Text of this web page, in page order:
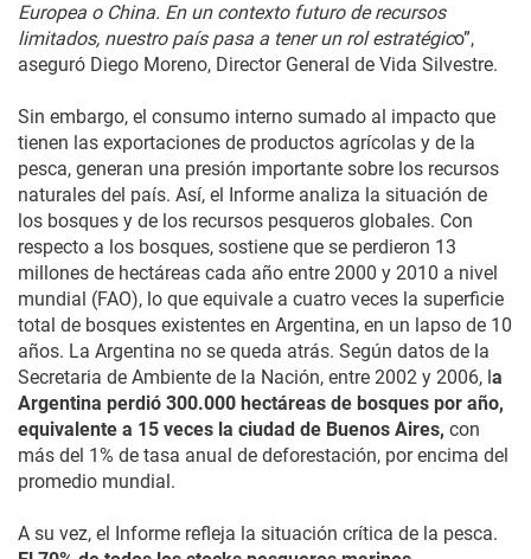
Europea o China. En un contexto futuro de recursos
limitados, nuestro país pasa a tener un rol estratégico”,
aseguró Diego Moreno, Director General de Vida Silvestre.
Sin embargo, el consumo interno sumado al impacto que
tienen las exportaciones de productos agrícolas y de la
pesca, generan una presión importante sobre los recursos
naturales del país. Así, el Informe analiza la situación de
los bosques y de los recursos pesqueros globales. Con
respecto a los bosques, sostiene que se perdieron 13
millones de hectáreas cada año entre 2000 y 2010 a nivel
mundial (FAO), lo que equivale a cuatro veces la superficie
total de bosques existentes en Argentina, en un lapso de 10
años. La Argentina no se queda atrás. Según datos de la
Secretaria de Ambiente de la Nación, entre 2002 y 2006, la
Argentina perdió 300.000 hectáreas de bosques por año,
equivalente a 15 veces la ciudad de Buenos Aires, con
más del 1% de tasa anual de deforestación, por encima del
promedio mundial.
A su vez, el Informe refleja la situación crítica de la pesca.